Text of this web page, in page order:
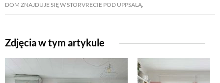
DOM ZNAJDUJE SIĘ W STORVRECIE POD UPPSALĄ.
Zdjęcia w tym artykule